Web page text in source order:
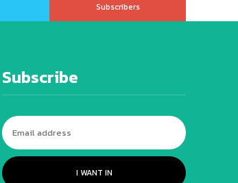
Subscribers
Subscribe
I WANT IN